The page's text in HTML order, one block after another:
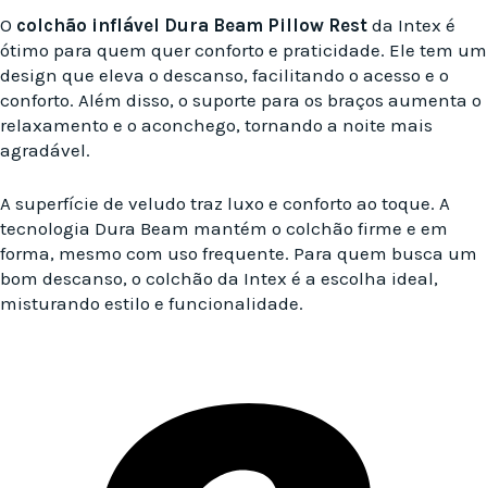
O colchão inflável Dura Beam Pillow Rest da Intex é
ótimo para quem quer conforto e praticidade. Ele tem um
design que eleva o descanso, facilitando o acesso e o
conforto. Além disso, o suporte para os braços aumenta o
relaxamento e o aconchego, tornando a noite mais
agradável.
A superfície de veludo traz luxo e conforto ao toque. A
tecnologia Dura Beam mantém o colchão firme e em
forma, mesmo com uso frequente. Para quem busca um
bom descanso, o colchão da Intex é a escolha ideal,
misturando estilo e funcionalidade.